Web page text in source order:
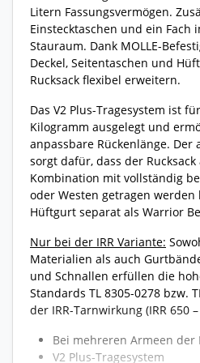
Litern Fassungsvermögen.
Einstecktaschen und ein Fach
Stauraum. Dank MOLLE-
Deckel, Seitentaschen und
Rucksack flexibel erweitern.
Das V2 Plus-Tragesystem ist
Kilogramm ausgelegt und
anpassbare Rückenlänge.
sorgt dafür, dass der
Kombination mit vollständig
oder Westen getragen
Hüftgurt separat als Warrior
Nur bei der IRR Variante:
Materialien als auch
und Schnallen erfüllen die
Standards TL 8305-0278 bzw.
der IRR-Tarnwirkung (IRR 650
Bei mehreren Armeen der
V2 Plus-Tragesystem